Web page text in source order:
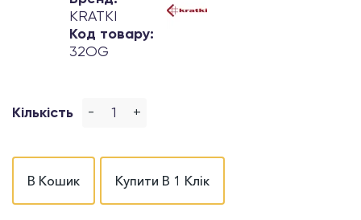
KRATKI
Код товару:
32OG
Кількість - +
В Кошик Купити В 1 Клік